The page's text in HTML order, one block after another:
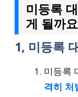
미등록
게 될까
1, 미등록
미등록
격히 처